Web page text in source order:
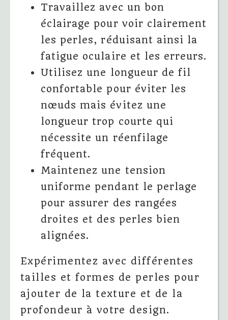
Travaillez avec un bon
éclairage pour voir clairement
les perles, réduisant ainsi la
fatigue oculaire et les erreurs.
Utilisez une longueur de fil
confortable pour éviter les
nœuds mais évitez une
longueur trop courte qui
nécessite un réenfilage
fréquent.
Maintenez une tension
uniforme pendant le perlage
pour assurer des rangées
droites et des perles bien
alignées.
Expérimentez avec différentes
tailles et formes de perles pour
ajouter de la texture et de la
profondeur à votre design.